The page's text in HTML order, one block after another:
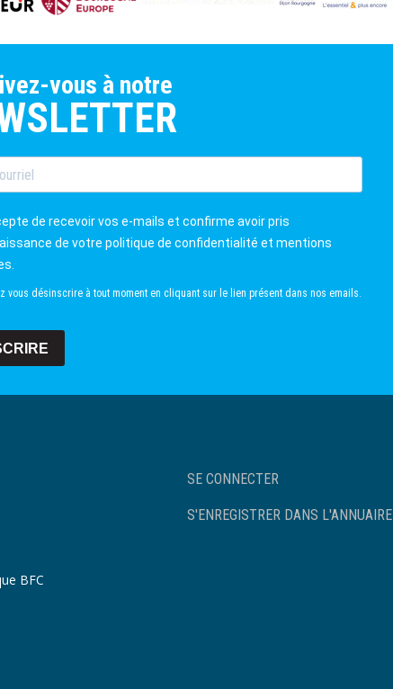
vous à notre
de recevoir vos e-mails et confirme avoir pris
de votre politique de confidentialité et mentions
vous désinscrire à tout moment en cliquant sur le lien présent dans nos emails.
BFC
User
menu
SE CONNECTER
S'ENREGISTRER DANS L'ANNUAIRE